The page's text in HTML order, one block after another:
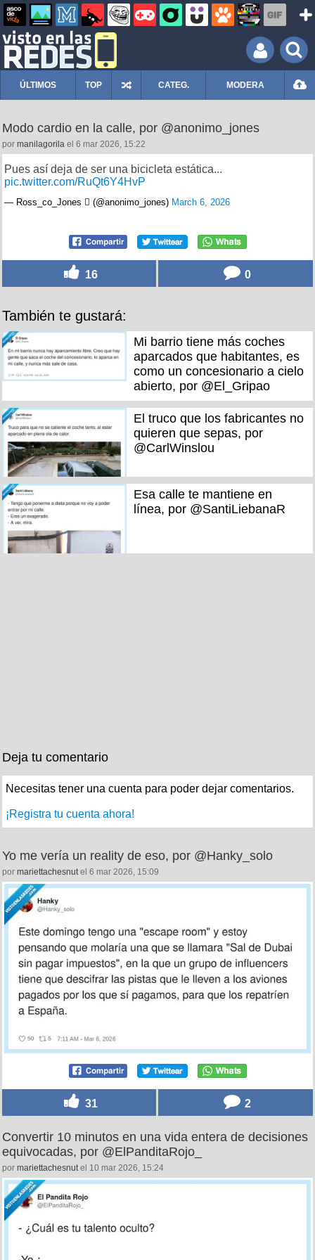
ÚLTIMOS TOP CATEG. MODERA
Modo cardio en la calle, por @anonimo_jones
por manilagorila el 6 mar 2026, 15:22
Pues así deja de ser una bicicleta estática...
pic.twitter.com/RuQt6Y4HvP
— Ross_co_Jones  (@anonimo_jones) March 6, 2026
16 0
También te gustará:
Mi barrio tiene más coches
aparcados que habitantes, es
como un concesionario a cielo
abierto, por @El_Gripao
El truco que los fabricantes no
quieren que sepas, por
@CarlWinslou
Esa calle te mantiene en
línea, por @SantiLiebanaR
Deja tu comentario
Necesitas tener una cuenta para poder dejar comentarios.
¡Registra tu cuenta ahora!
Yo me vería un reality de eso, por @Hanky_solo
por mariettachesnut el 6 mar 2026, 15:09
31 2
Convertir 10 minutos en una vida entera de decisiones
equivocadas, por @ElPanditaRojo_
por mariettachesnutel 10 mar 2026, 15:24